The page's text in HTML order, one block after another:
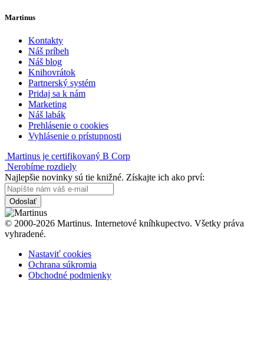
Martinus
Kontakty
Náš príbeh
Náš blog
Knihovrátok
Partnerský systém
Pridaj sa k nám
Marketing
Náš labák
Prehlásenie o cookies
Vyhlásenie o prístupnosti
Martinus je certifikovaný B Corp
Nerobíme rozdiely
Najlepšie novinky sú tie knižné. Získajte ich ako prví:
Odoslať
© 2000-2026 Martinus. Internetové kníhkupectvo. Všetky práva
vyhradené.
Nastaviť cookies
Ochrana súkromia
Obchodné podmienky